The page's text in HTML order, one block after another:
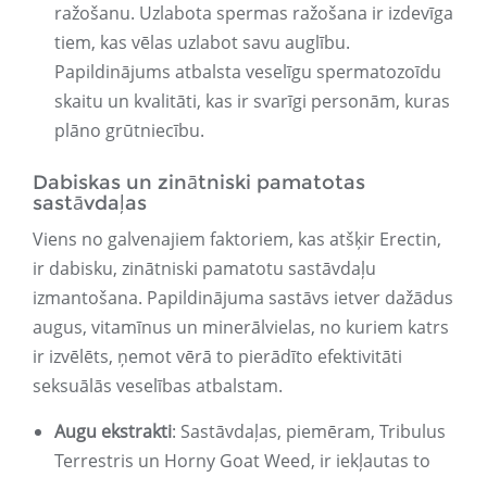
ražošanu. Uzlabota spermas ražošana ir izdevīga
tiem, kas vēlas uzlabot savu auglību.
Papildinājums atbalsta veselīgu spermatozoīdu
skaitu un kvalitāti, kas ir svarīgi personām, kuras
plāno grūtniecību.
Dabiskas un zinātniski pamatotas
sastāvdaļas
Viens no galvenajiem faktoriem, kas atšķir Erectin,
ir dabisku, zinātniski pamatotu sastāvdaļu
izmantošana. Papildinājuma sastāvs ietver dažādus
augus, vitamīnus un minerālvielas, no kuriem katrs
ir izvēlēts, ņemot vērā to pierādīto efektivitāti
seksuālās veselības atbalstam.
Augu ekstrakti: Sastāvdaļas, piemēram, Tribulus
Terrestris un Horny Goat Weed, ir iekļautas to